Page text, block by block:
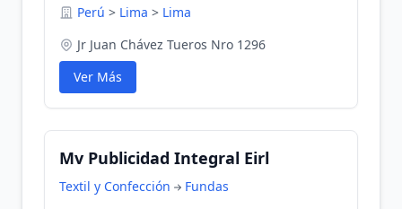
Perú > Lima > Lima
Jr Juan Chávez Tueros Nro 1296
Ver Más
Mv Publicidad Integral Eirl
Textil y Confección
Fundas